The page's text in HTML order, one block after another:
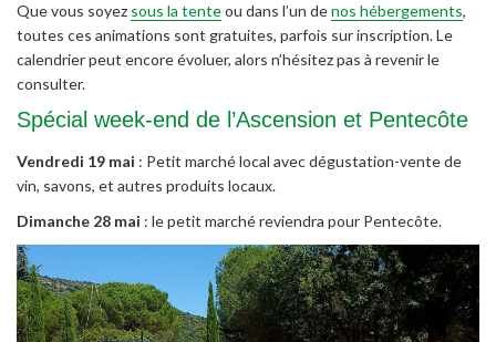
Que vous soyez sous la tenteou dans l’un denos hébergements,
toutes ces animations sont gratuites, parfois sur inscription. Le
calendrier peut encore évoluer, alors n’hésitez pas à revenir le
consulter.
Spécial week-end de l’Ascension et Pentecôte
Vendredi 19 mai : Petit marché local avec dégustation-vente de
vin, savons, et autres produits locaux.
Dimanche 28 mai : le petit marché reviendra pour Pentecôte.